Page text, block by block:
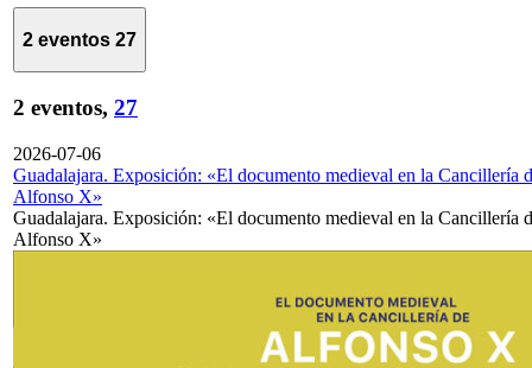
2 eventos 27
2 eventos, 27
2026-07-06
Guadalajara. Exposición: «El documento medieval en la Cancillería
Alfonso X»
Guadalajara. Exposición: «El documento medieval en la Cancillería
Alfonso X»